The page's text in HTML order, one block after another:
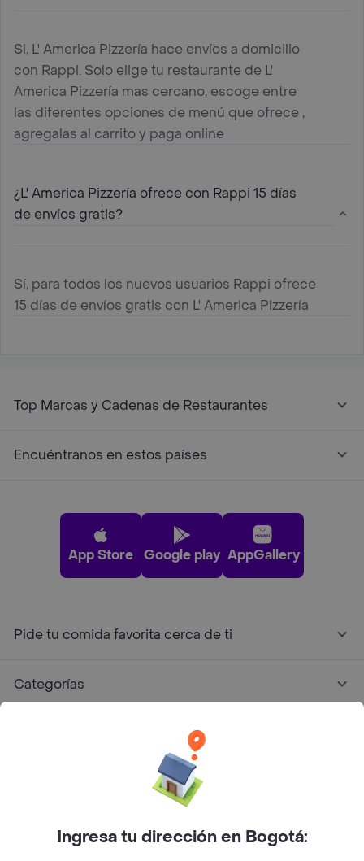
Si, L' America Pizzería hace envíos a domicilio
con Rappi. Solo elige tu restaurante de L'
America Pizzería mas cercano, escoge entre
las diferentes opciones de menú que ofrece ,
agregalas al carrito y paga online
¿L' America Pizzería ofrece con Rappi 15 días
de envíos gratis?
Sí, para todos los nuevos usuarios Rappi ofrece
15 días de envíos gratis con L' America Pizzería
Top Marcas y Cadenas de Restaurantes
Encuéntranos en estos países
App Store Google play AppGallery
Pide tu comida favorita cerca de ti
Categorías
Facebook
Twitter
Instagram
Ingresa tu dirección en Bogotá: